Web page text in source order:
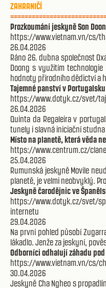
ZAHRANIČÍ
Prozkoumání jeskyně Son
https://www.vietnam.vn/cs/
26.04.2026
Ráno 26. dubna společnost
Doong s využitím
hodnoty přírodního dědictví a
Tajemné panství v
https://www.dotyk.cz/svet/
26.04.2026
Quinta da Regaleira v
tunely i slavná iniciační
Místo na planetě, která věda
https://www.centrum.cz/
25.04.2026
Rumunská jeskyně Movile
planetě, je velmi neobvyklý.
Jeskyně čarodějnic ve
https://www.dotyk.cz/svet/
internetu
29.04.2026
Na první pohled působí
lákadlo. Jenže za jeskyní,
Odborníci odhalují záhadu
https://www.vietnam.vn/cs/
30.04.2026
Jeskyně Cha Ngheo s